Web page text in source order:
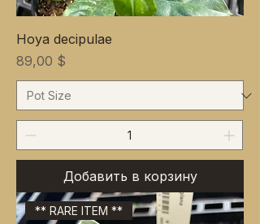
Hoya decipulae
Цена
89,00 $
Добавить в корзину
** RARE ITEM **